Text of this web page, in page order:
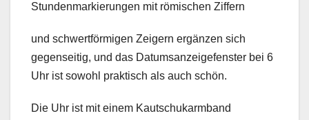
Stundenmarkierungen mit römischen Ziffern
und schwertförmigen Zeigern ergänzen sich
gegenseitig, und das Datumsanzeigefenster bei 6
Uhr ist sowohl praktisch als auch schön.
Die Uhr ist mit einem Kautschukarmband